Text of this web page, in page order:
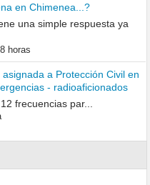
en Chimenea...?
una simple respuesta ya
horas
a Protección Civil en
- radioaficionados
frecuencias par...